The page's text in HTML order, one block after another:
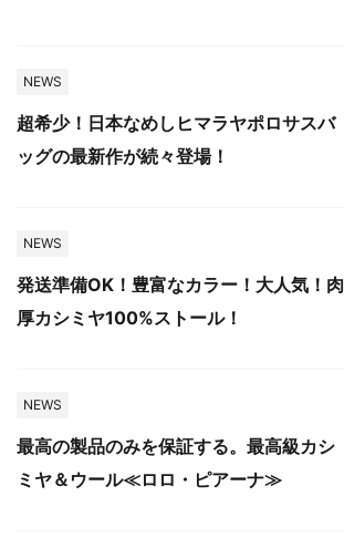
NEWS
超希少！日本なめしヒマラヤポロサスバ
ッグの最新作が続々登場！
NEWS
発送準備OK！豊富なカラー！大人気！肉
厚カシミヤ100%ストール！
NEWS
最高の製品のみを保証する。最高級カシ
ミヤ＆ウール≪ロロ・ピアーナ≫